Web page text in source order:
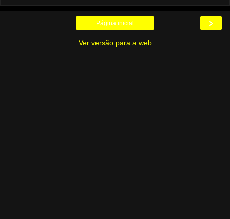
›
Página inicial
Ver versão para a web